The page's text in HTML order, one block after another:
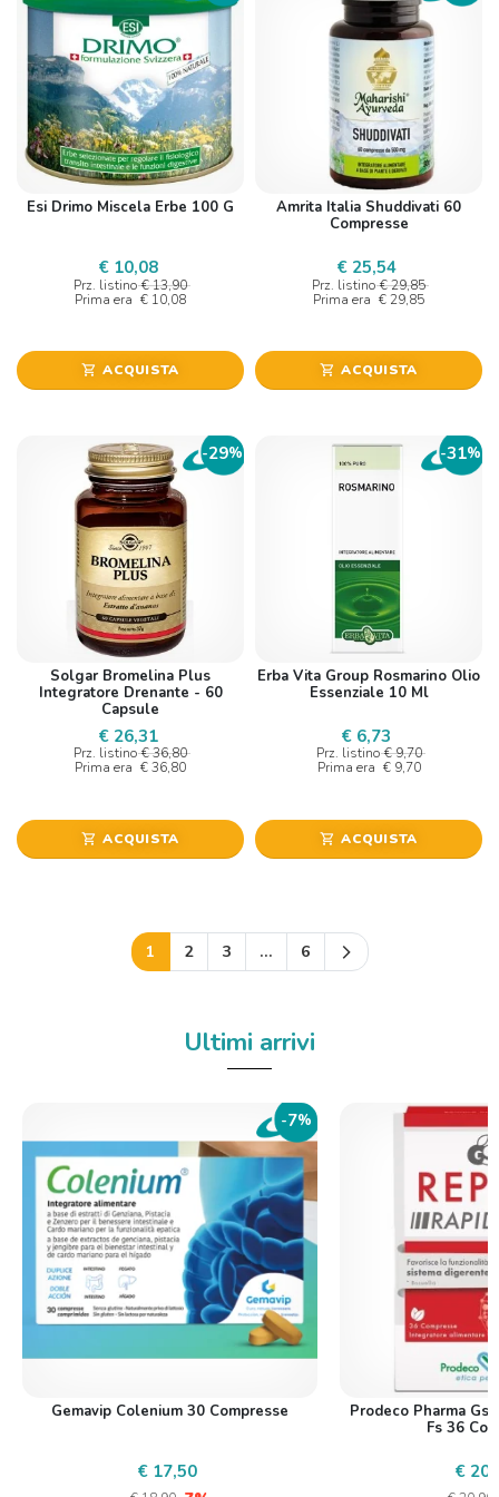
Esi Drimo Miscela Erbe 100 G
€ 10,08
Prz. listino € 13,90
Prima era € 10,08
shopping_cart ACQUISTA
Amrita Italia Shuddivati 60
Compresse
€ 25,54
Prz. listino € 29,85
Prima era € 29,85
shopping_cart ACQUISTA
-29%
Solgar Bromelina Plus
Integratore Drenante - 60
Capsule
€ 26,31
Prz. listino € 36,80
Prima era € 36,80
shopping_cart ACQUISTA
-31%
Erba Vita Group Rosmarino Olio
Essenziale 10 Ml
€ 6,73
Prz. listino € 9,70
Prima era € 9,70
shopping_cart ACQUISTA
1 2 3 … 6 arrow_forward_ios Successivo
Ultimi arrivi
-7%
Gemavip Colenium 30 Compresse
€ 17,50
Prodeco Pharma
Fs 36
€